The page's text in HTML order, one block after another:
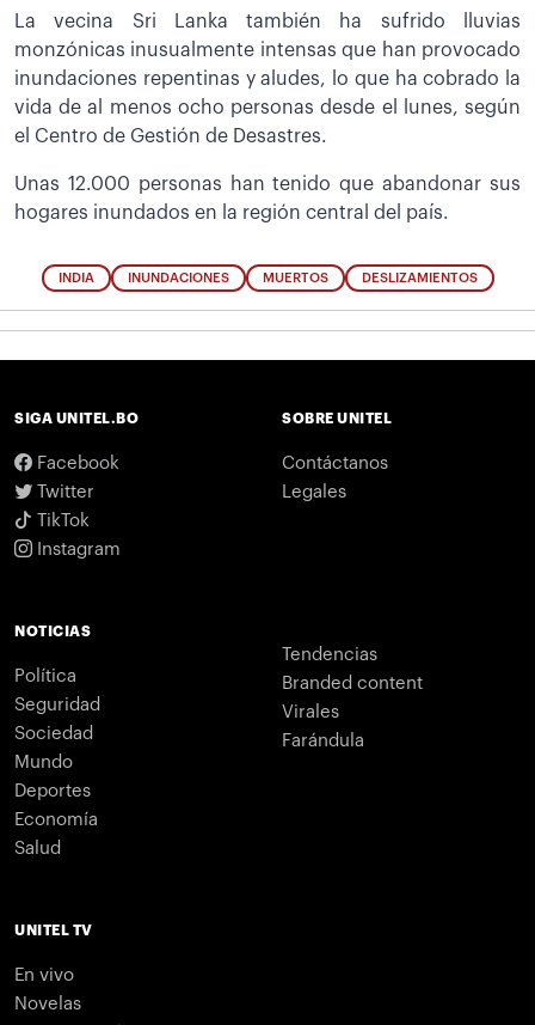
La vecina Sri Lanka también ha sufrido lluvias
monzónicas inusualmente intensas que han provocado
inundaciones repentinas y aludes, lo que ha cobrado la
vida de al menos ocho personas desde el lunes, según
el Centro de Gestión de Desastres.
Unas 12.000 personas han tenido que abandonar sus
hogares inundados en la región central del país.
INDIA INUNDACIONES MUERTOS DESLIZAMIENTOS
SIGA UNITEL.BO
Facebook
Twitter
TikTok
Instagram
SOBRE UNITEL
Contáctanos
Legales
NOTICIAS
Política
Seguridad
Sociedad
Mundo
Deportes
Economía
Salud
Tendencias
Branded content
Virales
Farándula
UNITEL TV
En vivo
Novelas